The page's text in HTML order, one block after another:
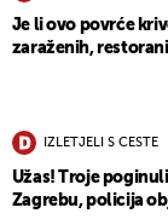
Je li ovo povrće
zaraženih,
IZLETJELI S CESTE
Užas! Troje
Zagrebu, policija